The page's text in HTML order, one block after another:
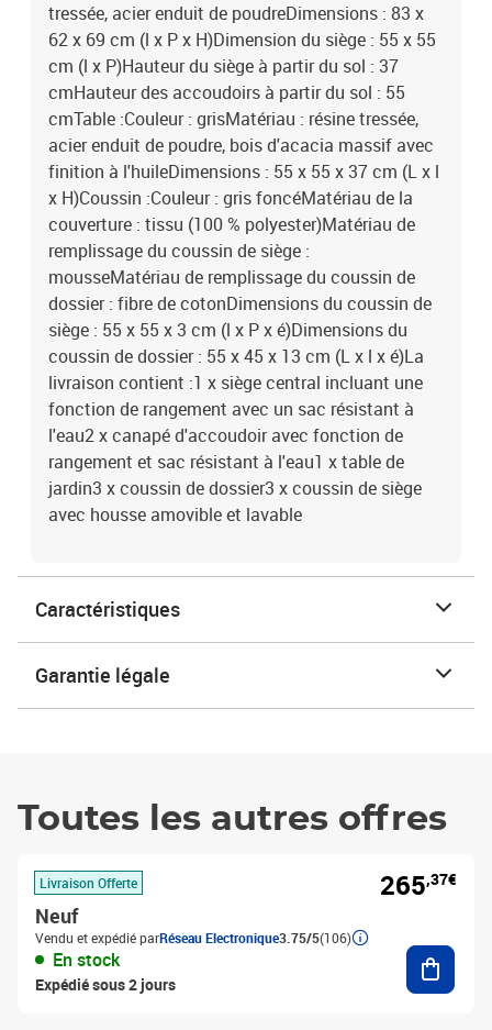
tressée, acier enduit de poudreDimensions : 83 x
62 x 69 cm (l x P x H)Dimension du siège : 55 x 55
cm (l x P)Hauteur du siège à partir du sol : 37
cmHauteur des accoudoirs à partir du sol : 55
cmTable :Couleur : grisMatériau : résine tressée,
acier enduit de poudre, bois d'acacia massif avec
finition à l'huileDimensions : 55 x 55 x 37 cm (L x l
x H)Coussin :Couleur : gris foncéMatériau de la
couverture : tissu (100 % polyester)Matériau de
remplissage du coussin de siège :
mousseMatériau de remplissage du coussin de
dossier : fibre de cotonDimensions du coussin de
siège : 55 x 55 x 3 cm (l x P x é)Dimensions du
coussin de dossier : 55 x 45 x 13 cm (L x l x é)La
livraison contient :1 x siège central incluant une
fonction de rangement avec un sac résistant à
l'eau2 x canapé d'accoudoir avec fonction de
rangement et sac résistant à l'eau1 x table de
jardin3 x coussin de dossier3 x coussin de siège
avec housse amovible et lavable
Caractéristiques
Garantie légale
Toutes les autres offres
Livraison Offerte
Neuf
Vendu et expédié parRéseau Electronique3.75/5(106)
En stock
Expédié sous 2 jours
265,37€